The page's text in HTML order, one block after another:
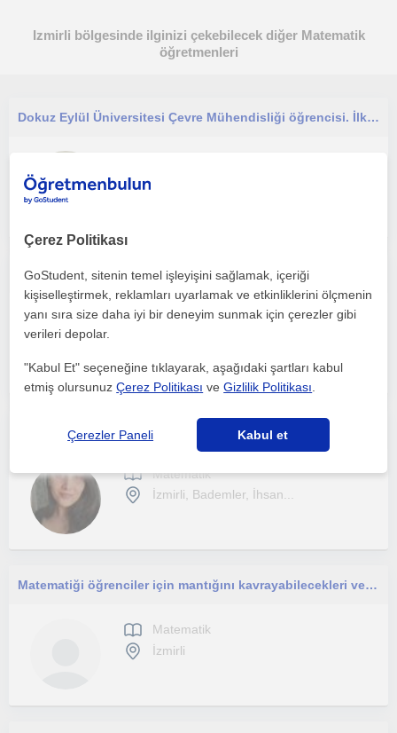
Izmirli bölgesinde ilginizi çekebilecek diğer Matematik
öğretmenleri
Dokuz Eylül Üniversitesi Çevre Mühendisliği öğrencisi. İlkokul, ortaokul ve lise öğrencilerine Matematik, Fen Bilimleri ve Kimya
Özel online ve yüzyüze matematik ve geometri dersi
Matematik
Matematik
İzmirli, Bademler, İhsan...
Matematiği öğrenciler için mantığını kavrayabilecekleri ve sevebilecekleri bir ders haline getirmeyi hedefleyen bir öğretmen
Matematik
İzmirli
Çerez Politikası
GoStudent, sitenin temel işleyişini sağlamak, içeriği
kişiselleştirmek, reklamları uyarlamak ve etkinliklerini ölçmenin
yanı sıra size daha iyi bir deneyim sunmak için çerezler gibi
verileri depolar.
"Kabul Et" seçeneğine tıklayarak, aşağıdaki şartları kabul
etmiş olursunuzÇerez Politikası veGizlilik Politikası
Çerezler Paneli Kabul et